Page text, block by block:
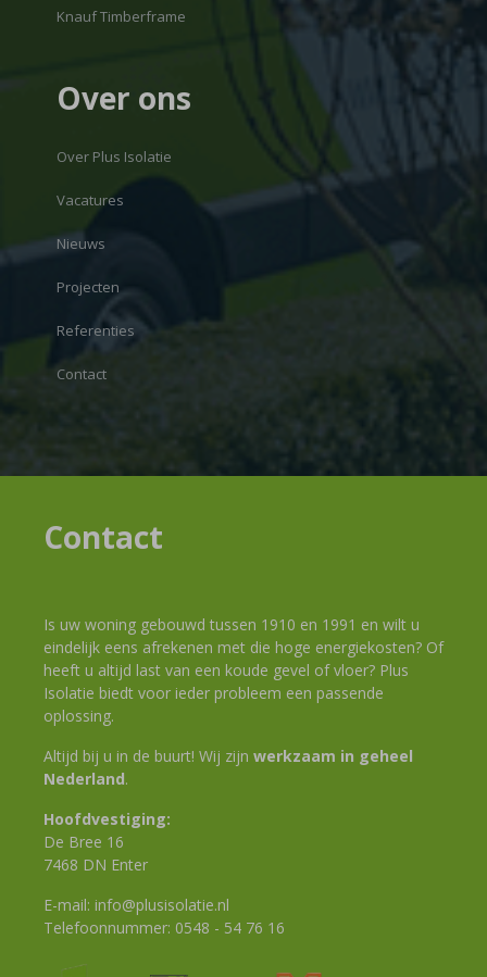
Knauf Timberframe
Over ons
Over Plus Isolatie
Vacatures
Nieuws
Projecten
Referenties
Contact
Contact
Is uw woning gebouwd tussen 1910 en 1991 en wilt u
eindelijk eens afrekenen met die hoge energiekosten? Of
heeft u altijd last van een koude gevel of vloer? Plus
Isolatie biedt voor ieder probleem een passende
oplossing.
Altijd bij u in de buurt! Wij zijn werkzaam in geheel
Nederland.
Hoofdvestiging:
De Bree 16
7468 DN Enter
E-mail: info@plusisolatie.nl
Telefoonnummer: 0548 - 54 76 16